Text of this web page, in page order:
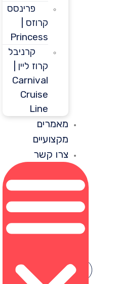
פרינסס
קרוזס |
Princess
קרניבל
קרוז ליין |
Carnival
Cruise
מאמרים
מקצועיים
צרו קשר